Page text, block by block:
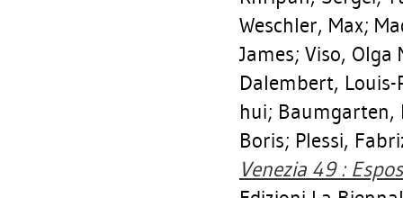
Weschler, Max;
James; Viso, Olga
Dalembert, Louis-
hui; Baumgarten,
Boris; Plessi,
Venezia 49 :